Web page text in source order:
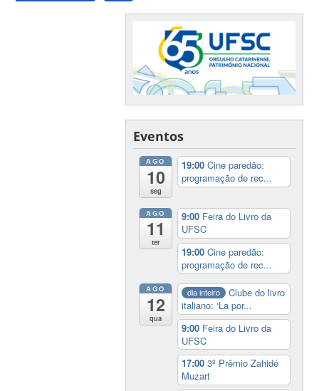
Eventos
AGO
10
seg
19:00Cine paredão:
programação de rec...
AGO
11
ter
9:00 Feira do Livro da
UFSC
19:00Cine paredão:
programação de rec...
AGO
12
qua
dia inteiro
Clube do livro
italiano: ‘La por...
9:00 Feira do Livro da
UFSC
17:003º Prêmio Zahidé
Muzart